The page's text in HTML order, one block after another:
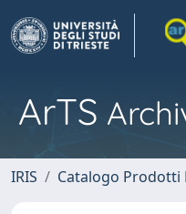
ArTS
IRIS Catalogo Prodotti